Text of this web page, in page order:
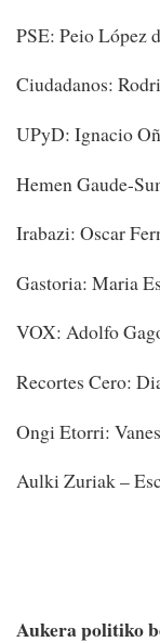
PSE: Peio López
Ciudadanos:
UPyD: Ignacio
Hemen Gaude-
Irabazi: Oscar
Gastoria: Maria
VOX: Adolfo
Recortes Cero:
Ongi Etorri:
Aulki Zuriak –
Aukera politiko